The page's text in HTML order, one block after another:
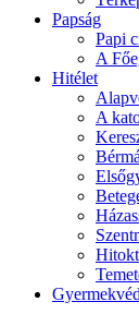
Papság
Papi
A
Hitélet
A